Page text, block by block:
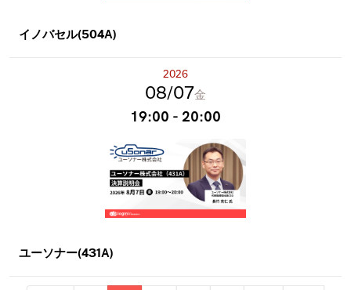
イノバセル(504A)
2026
08 07金
19:00 - 20:00
ユーソナー(431A)